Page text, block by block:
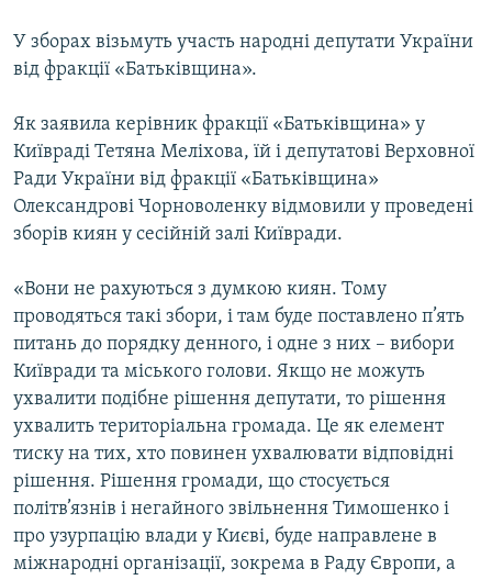
У зборах візьмуть участь народні депутати України
від фракції «Батьківщина».
Як заявила керівник фракції «Батьківщина» у
Київраді Тетяна Меліхова, їй і депутатові Верховної
Ради України від фракції «Батьківщина»
Олександрові Чорноволенку відмовили у проведені
зборів киян у сесійній залі Київради.
«Вони не рахуються з думкою киян. Тому
проводяться такі збори, і там буде поставлено п’ять
питань до порядку денного, і одне з них – вибори
Київради та міського голови. Якщо не можуть
ухвалити подібне рішення депутати, то рішення
ухвалить територіальна громада. Це як елемент
тиску на тих, хто повинен ухвалювати відповідні
рішення. Рішення громади, що стосується
політв’язнів і негайного звільнення Тимошенко і
про узурпацію влади у Києві, буде направлене в
міжнародні організації, зокрема в Раду Європи, а